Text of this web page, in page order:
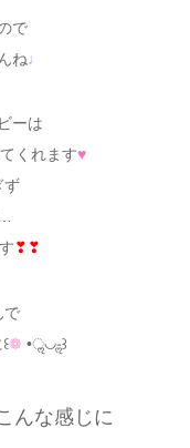
で
ね♩
ーは
くれます♥
ず
❣❣
で
❁ •ॢ◡-ॢ꒱
んな感じに